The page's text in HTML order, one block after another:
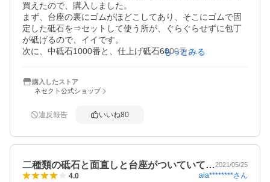
買えたので、購入しました。
まず、台座の裏にゴムがほどこしてあり、そこにゴムで固
定した砥石を⇒セットして使う所が、ぐらぐらせずに包丁
が砥げるので、イイです。
次に、中砥石1000番と、仕上げ砥石6000番が、色分けして
いいですね～！（今までは、10円玉を2枚重ねて、測ってい
たので・・）
上がりでした！！
さい。簡単に切れれば、上手に研げていますヨ。。
嬉しくなりました。
包丁の切れ味が整うと⇒お料理が、楽しくなりますネ！
もっとみる
購入したストア
ネセクト公式ショップ
違反報告 いいね80
二種類の砥石と面直しと台座がついていて…2021/05/25
4.0 aia********さん